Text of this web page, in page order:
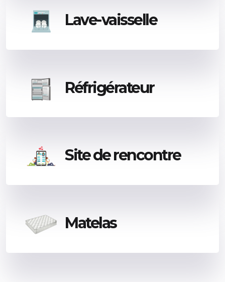
Lave-vaisselle
Réfrigérateur
Site de rencontre
Matelas